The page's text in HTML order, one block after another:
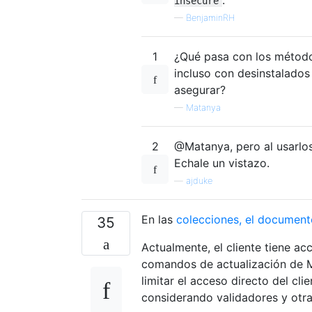
— BenjaminRH
1
¿Qué pasa con los
incluso con
asegurar?
— Matanya
2
@Matanya, pero al
Echale un vistazo.
ajduke
35 En las colecciones, el
Actualmente, el cliente tiene
comandos de actualización de
limitar el acceso directo del
considerando validadores y